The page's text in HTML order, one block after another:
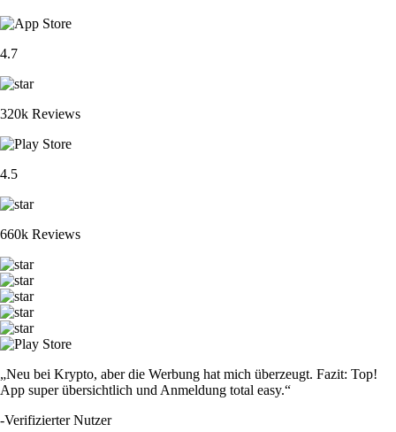
4.7
320k Reviews
4.5
660k Reviews
„Neu bei Krypto, aber die Werbung hat mich überzeugt. Fazit: Top!
App super übersichtlich und Anmeldung total easy.“
-Verifizierter Nutzer